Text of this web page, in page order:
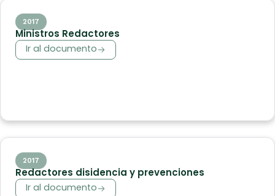
2017
Ministros Redactores
Ir al documento
2017
Redactores disidencia y prevenciones
Ir al documento